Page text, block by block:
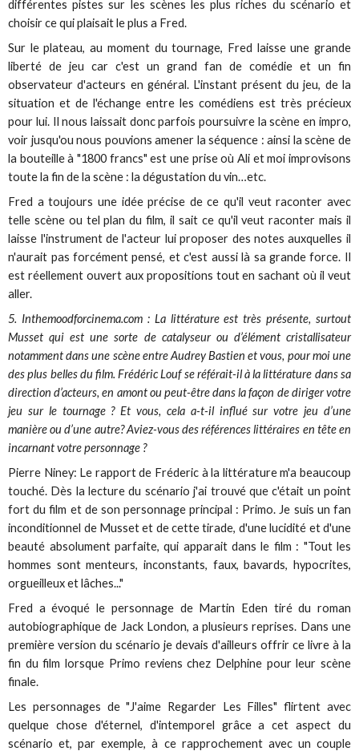
différentes pistes sur les scènes les plus riches du scénario et
choisir ce qui plaisait le plus a Fred.
Sur le plateau, au moment du tournage, Fred laisse une grande
liberté de jeu car c'est un grand fan de comédie et un fin
observateur d'acteurs en général. L'instant présent du jeu, de la
situation et de l'échange entre les comédiens est très précieux
pour lui. Il nous laissait donc parfois poursuivre la scène en impro,
voir jusqu'ou nous pouvions amener la séquence : ainsi la scène de
la bouteille à "1800 francs" est une prise où Ali et moi improvisons
toute la fin de la scène : la dégustation du vin…etc.
Fred a toujours une idée précise de ce qu'il veut raconter avec
telle scène ou tel plan du film, il sait ce qu'il veut raconter mais il
laisse l'instrument de l'acteur lui proposer des notes auxquelles il
n'aurait pas forcément pensé, et c'est aussi là sa grande force. Il
est réellement ouvert aux propositions tout en sachant où il veut
aller.
5. Inthemoodforcinema.com : La littérature est très présente, surtout
Musset qui est une sorte de catalyseur ou d’élément cristallisateur
notamment dans une scène entre Audrey Bastien et vous, pour moi une
des plus belles du film. Frédéric Louf se référait-il à la littérature dans sa
direction d’acteurs, en amont ou peut-être dans la façon de diriger votre
jeu sur le tournage ? Et vous, cela a-t-il influé sur votre jeu d’une
manière ou d’une autre? Aviez-vous des références littéraires en tête en
incarnant votre personnage ?
Pierre Niney: Le rapport de Fréderic à la littérature m'a beaucoup
touché. Dès la lecture du scénario j'ai trouvé que c'était un point
fort du film et de son personnage principal : Primo. Je suis un fan
inconditionnel de Musset et de cette tirade, d'une lucidité et d'une
beauté absolument parfaite, qui apparait dans le film : "Tout les
hommes sont menteurs, inconstants, faux, bavards, hypocrites,
orgueilleux et lâches..."
Fred a évoqué le personnage de Martin Eden tiré du roman
autobiographique de Jack London, a plusieurs reprises. Dans une
première version du scénario je devais d'ailleurs offrir ce livre à la
fin du film lorsque Primo reviens chez Delphine pour leur scène
finale.
Les personnages de "J'aime Regarder Les Filles" flirtent avec
quelque chose d'éternel, d'intemporel grâce a cet aspect du
scénario et, par exemple, à ce rapprochement avec un couple